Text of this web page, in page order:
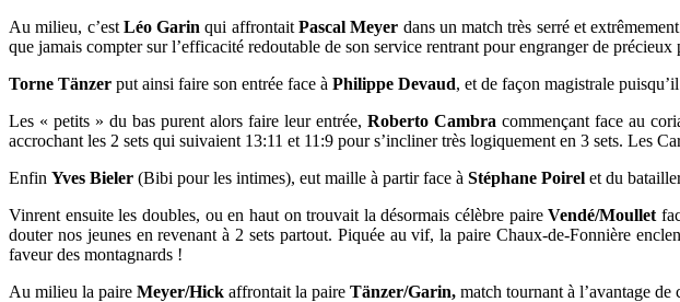
Au milieu, c’est Léo Garin qui affrontaitPascal Meyer dans un match très serré et
que jamais compter sur l’efficacité redoutable de son service rentrant pour engranger de
Torne Tänzer put ainsi faire son entrée face à Philippe Devaud, et de façon magistrale
Les « petits » du bas purent alors faire leur entrée, Roberto Cambra commençant face au
accrochant les 2 sets qui suivaient 13:11 et 11:9 pour s’incliner très logiquement en 3 sets. Les
Enfin Yves Bieler (Bibi pour les intimes), eut maille à partir face à Stéphane Poirel et du
Vinrent ensuite les doubles, ou en haut on trouvait la désormais célèbre paireVendé/Moullet
douter nos jeunes en revenant à 2 sets partout. Piquée au vif, la paire Chaux-de-Fonnière
faveur des montagnards !
Au milieu la paire Meyer/Hick affrontait la paire Tänzer/Garin, match tournant à l’avantage